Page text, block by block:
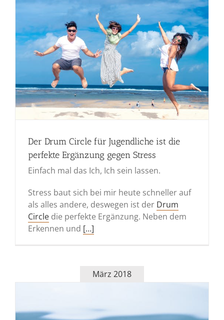
Der Drum Circle für Jugendliche ist die
perfekte Ergänzung gegen Stress
Einfach mal das Ich, Ich sein lassen.
Stress baut sich bei mir heute schneller auf
als alles andere, deswegen ist der Drum
Circle die perfekte Ergänzung. Neben dem
Erkennen und […]
März 2018